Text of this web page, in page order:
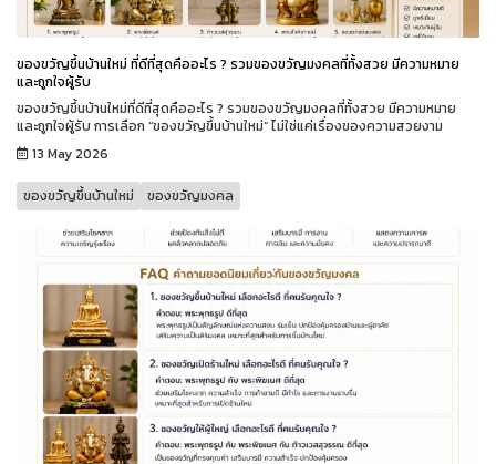
ของขวัญขึ้นบ้านใหม่ ที่ดีที่สุดคืออะไร ? รวมของขวัญมงคลที่ทั้งสวย มีความหมาย
และถูกใจผู้รับ
ของขวัญขึ้นบ้านใหม่ที่ดีที่สุดคืออะไร ? รวมของขวัญมงคลที่ทั้งสวย มีความหมาย
และถูกใจผู้รับ การเลือก “ของขวัญขึ้นบ้านใหม่” ไม่ใช่แค่เรื่องของความสวยงาม
13 May 2026
ของขวัญขึ้นบ้านใหม่ ของขวัญมงคล